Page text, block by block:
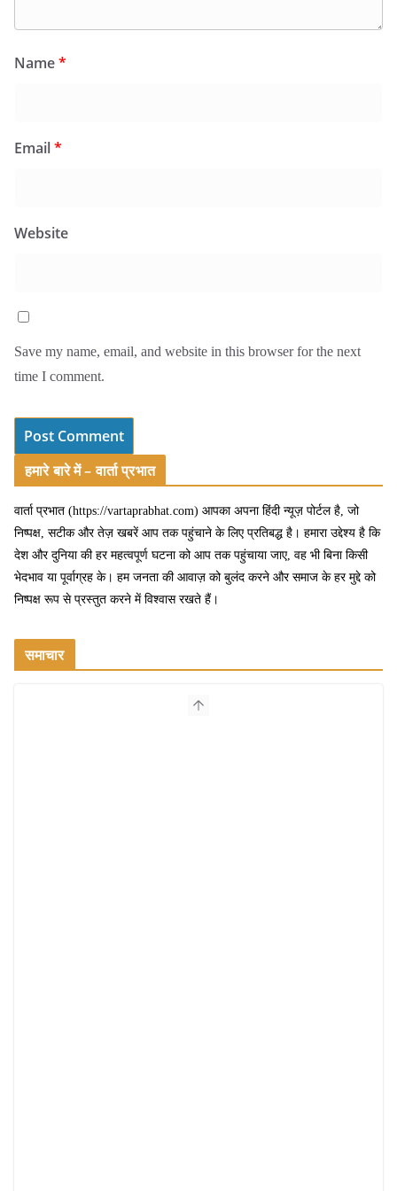
Name*
Email*
Website
Save my name, email, and website in this browser for the next
time I comment.
हमारे बारे में – वार्ता प्रभात
वार्ता प्रभात (https://vartaprabhat.com) आपका अपना हिंदी न्यूज़ पोर्टल है, जो
निष्पक्ष, सटीक और तेज़ खबरें आप तक पहुंचाने के लिए प्रतिबद्ध है। हमारा उद्देश्य है कि
देश और दुनिया की हर महत्वपूर्ण घटना को आप तक पहुंचाया जाए, वह भी बिना किसी
भेदभाव या पूर्वाग्रह के। हम जनता की आवाज़ को बुलंद करने और समाज के हर मुद्दे को
निष्पक्ष रूप से प्रस्तुत करने में विश्वास रखते हैं।
समाचार